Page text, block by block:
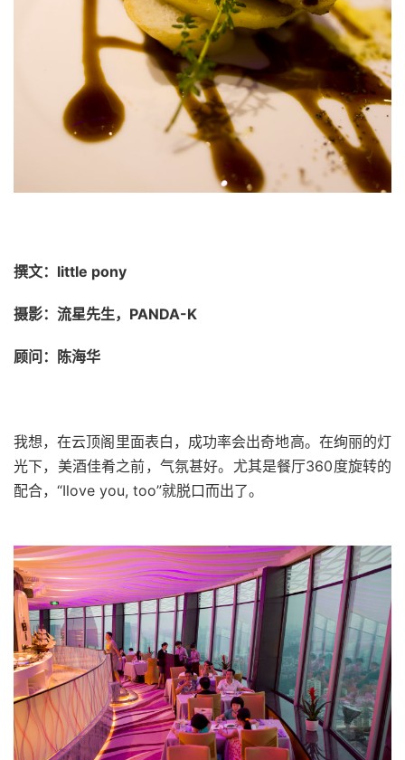
撰文： little pony
摄影：流星先生，PANDA-K
顾问：陈海华
我想，在云顶阁里面表白，成功率会出奇地高。 在绚丽的灯
光下，美酒佳肴之前，气氛甚好。尤其是餐厅360度旋转的
配合，“Ilove you, too”就脱口而出了。